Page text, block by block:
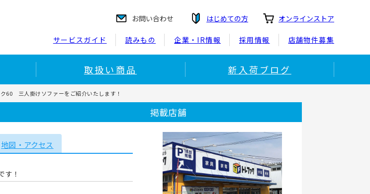
お問い合わせ はじめての方 オンラインストア
サービスガイド 読みもの 企業・IR情報 採用情報 店舗物件募集
取扱い商品 新入荷ブログ
60 三人掛けソファーをご紹介いたします！
地図・アクセス
す！
掲載店舗